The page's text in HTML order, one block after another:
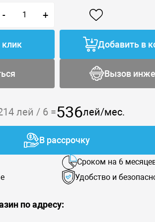
- +
клик Добавить в
Вызов
лей / 6=536лей/мес.
В рассрочку
Сроком на 6
Удобство и
по адресу: